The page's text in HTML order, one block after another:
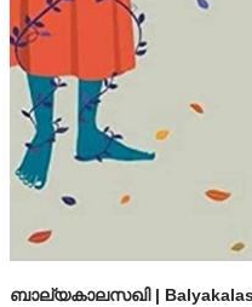
ബാല്യകാലസഖി |